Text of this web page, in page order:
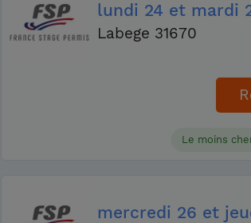
lundi 24 et mardi
Labege 31670
Le moins
mercredi 26 et